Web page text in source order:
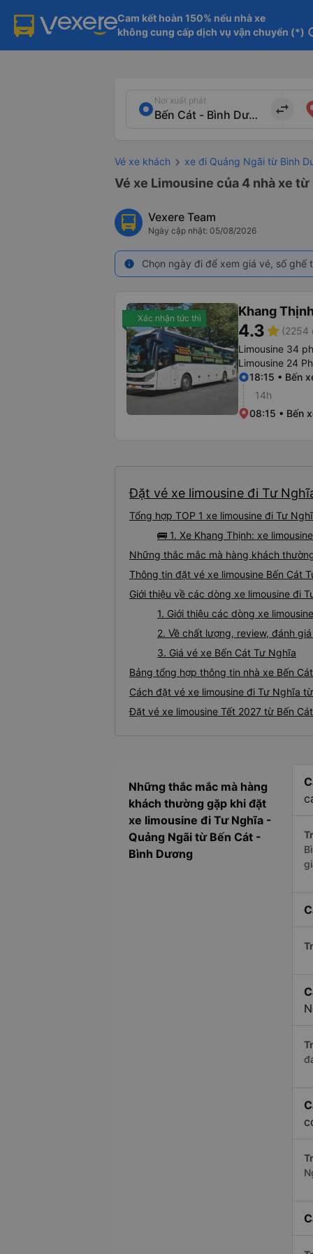
Cam kết hoàn 150% nếu nhà xe
không cung cấp dịch vụ vận chuyển (*)
Nơi xuất phát
import_export
Vé xe khách xe đi Quảng Ngãi từ Bình
Vé xe Limousine của 4 nhà xe
Vexere Team
Ngày cập nhật: 05/08/2026
info Chọn ngày đi để xem giá vé, số
Xác nhận tức thì Khang Thịnh
4.3star (2254
Limousine 34
Limousine 24
18:15 • Bến
14h
08:15 • Bến
Đặt vé xe limousine đi Tư
Tổng hợp TOP 1 xe limousine đi Tư
🚌 1. Xe Khang Thịnh: xe
Những thắc mắc mà hàng khách
Thông tin đặt vé xe limousine Bến Cát
Giới thiệu về các dòng xe limousine đi
1. Giới thiệu các dòng xe
2. Về chất lượng, review, đánh
3. Giá vé xe Bến Cát Tư Nghĩa
Bảng tổng hợp thông tin nhà xe Bến
Cách đặt vé xe limousine đi Tư Nghĩa
Đặt vé xe limousine Tết 2027 từ Bến
Những thắc mắc mà hàng
khách thường gặp khi đặt
xe limousine đi Tư Nghĩa -
Quảng Ngãi từ Bến Cát -
Bình Dương